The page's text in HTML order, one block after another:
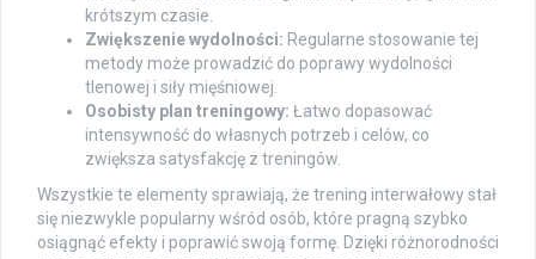
krótszym czasie.
Zwiększenie wydolności: Regularne stosowanie tej
metody może prowadzić do poprawy wydolności
tlenowej i siły mięśniowej.
Osobisty plan treningowy: Łatwo dopasować
intensywność do własnych potrzeb i celów, co
zwiększa satysfakcję z treningów.
Wszystkie te elementy sprawiają, że trening interwałowy stał
się niezwykle popularny wśród osób, które pragną szybko
osiągnąć efekty i poprawić swoją formę. Dzięki różnorodności